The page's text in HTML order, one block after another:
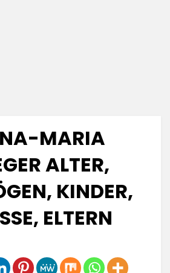
MARIA
ALTER,
KINDER,
ELTERN
on